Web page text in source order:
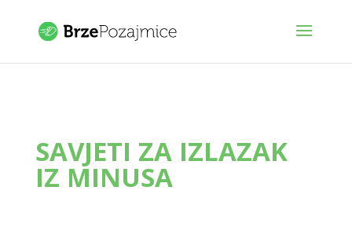
SAVJETI ZA IZLAZAK
IZ MINUSA